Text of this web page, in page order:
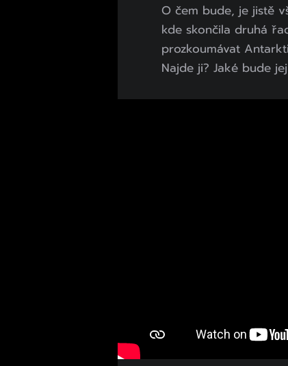
O čem bude, je jistě
kde skončila druhá
prozkoumávat
Najde ji? Jaké bude